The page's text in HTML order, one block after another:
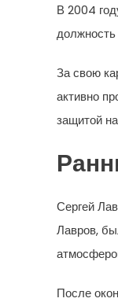
В 2004
За свою
активно
защитой
Сергей
Лавров,
После